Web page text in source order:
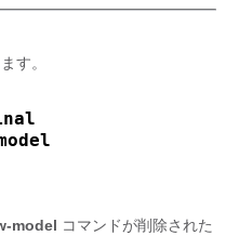
す。
model コマンドが削除された